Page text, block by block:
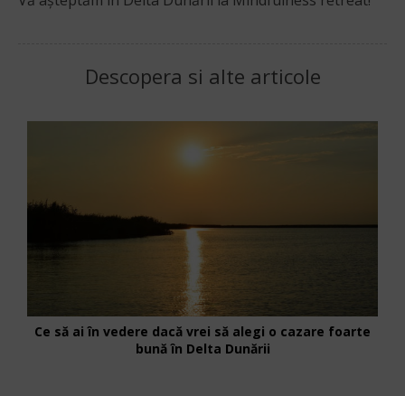
Descopera si alte articole
Ce să ai în vedere dacă vrei să alegi o cazare foarte
bună în Delta Dunării